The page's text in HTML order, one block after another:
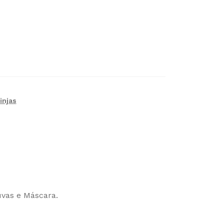
e Máscara.